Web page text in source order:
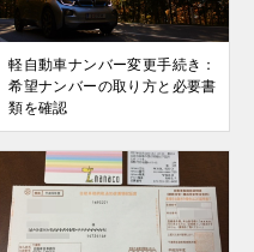
軽自動車ナンバー変更手続き：
希望ナンバーの取り方と必要書
類を確認